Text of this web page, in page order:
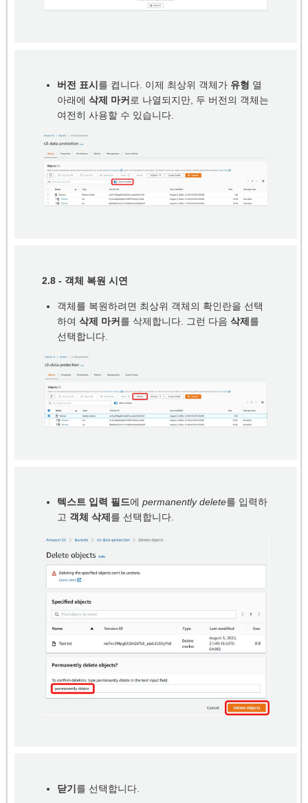
버전 표시 를 켭니다. 이제 최상위 객체가 유형 열
아래에 삭제 마커 로 나열되지만, 두 버전의 객체는
여전히 사용할 수 있습니다.
2.8 - 객체 복원 시연
객체를 복원하려면 최상위 객체의 확인란을 선택
하여 삭제 마커 를 삭제합니다. 그런 다음 삭제 를
선택합니다.
텍스트 입력 필드에 permanently delete를 입력하
고 객체 삭제 를 선택합니다.
닫기 를 선택합니다.